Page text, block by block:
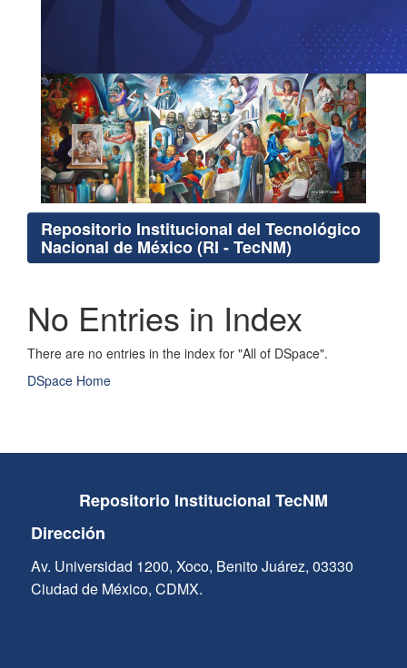
Repositorio Institucional del Tecnológico
Nacional de México (RI - TecNM)
No Entries in Index
There are no entries in the index for "All of DSpace".
DSpace Home
Repositorio Institucional TecNM
Dirección
Av. Universidad 1200, Xoco, Benito Juárez, 03330
Ciudad de México, CDMX.